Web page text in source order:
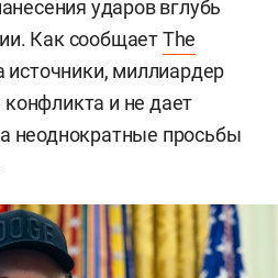
ударов вглубь
Как сообщаетThe
источники, миллиардер
и не дает
неоднократные просьбы